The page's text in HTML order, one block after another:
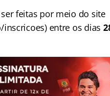
feitas por meio do site
entre os dias